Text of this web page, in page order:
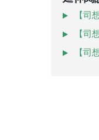
【司
【司
【司